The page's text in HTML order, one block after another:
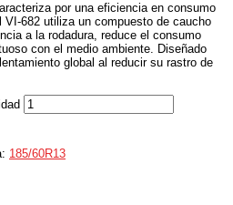
por una eficiencia en consumo
682 utiliza un compuesto de caucho
a la rodadura, reduce el consumo
con el medio ambiente. Diseñado
global al reducir su rastro de
185/60R13